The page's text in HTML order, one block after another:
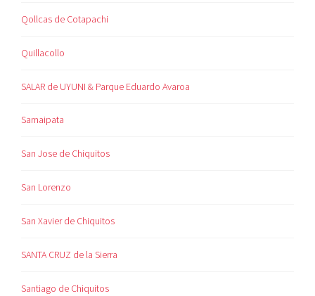
Qollcas de Cotapachi
Quillacollo
SALAR de UYUNI & Parque Eduardo Avaroa
Samaipata
San Jose de Chiquitos
San Lorenzo
San Xavier de Chiquitos
SANTA CRUZ de la Sierra
Santiago de Chiquitos